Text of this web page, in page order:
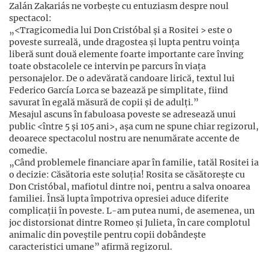
Zalán Zakariás ne vorbește cu entuziasm despre noul
spectacol:
„<Tragicomedia lui Don Cristóbal și a Rositei > este o
poveste surreală, unde dragostea și lupta pentru voința
liberă sunt două elemente foarte importante care înving
toate obstacolele ce intervin pe parcurs în viața
personajelor. De o adevărată candoare lirică, textul lui
Federico García Lorca se bazează pe simplitate, fiind
savurat în egală măsură de copii și de adulți.”
Mesajul ascuns în fabuloasa poveste se adresează unui
public <între 5 și 105 ani>, așa cum ne spune chiar regizorul,
deoarece spectacolul nostru are nenumărate accente de
comedie.
„Când problemele financiare apar în familie, tatăl Rositei ia
o decizie: Căsătoria este soluția! Rosita se căsătorește cu
Don Cristóbal, mafiotul dintre noi, pentru a salva onoarea
familiei. Însă lupta împotriva opresiei aduce diferite
complicații în poveste. L-am putea numi, de asemenea, un
joc distorsionat dintre Romeo și Julieta, în care complotul
animalic din poveștile pentru copii dobândește
caracteristici umane” afirmă regizorul.